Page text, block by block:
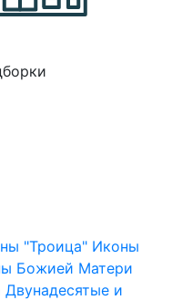
"Троица" Иконы
Божией Матери
Двунадесятые и